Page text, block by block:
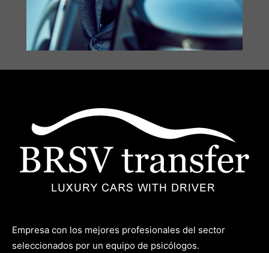
Empresa con los mejores profesionales del sector
seleccionados por un equipo de psicólogos.